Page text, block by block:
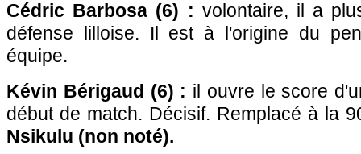
Cédric Barbosa (6) : volontaire, il a
défense lilloise. Il est à l'origine du
équipe.
Kévin Bérigaud (6) : il ouvre le score
début de match. Décisif. Remplacé à la
Nsikulu (non noté).